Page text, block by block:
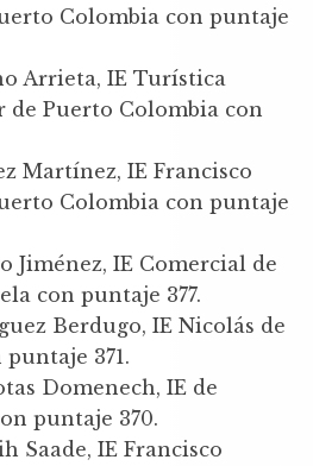
Colombia con puntaje
Arrieta, IE Turística
de Puerto Colombia con
Martínez, IE Francisco
Colombia con puntaje
Jiménez, IE Comercial de
con puntaje 377.
Berdugo, IE Nicolás de
371.
Domenech, IE de
puntaje 370.
Saade, IE Francisco